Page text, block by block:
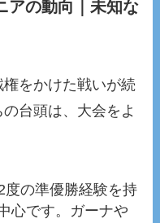
アの動向｜未知な
をかけた戦いが続
台頭は、大会をよ
2度の準優勝経験を持
心です。ガーナや